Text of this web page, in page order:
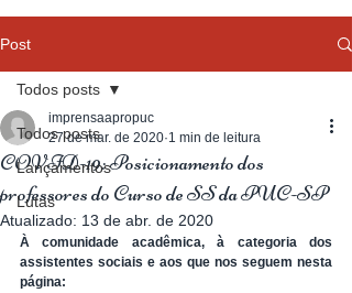
Post
Todos posts
Lançamentos
Lutas
Todos posts
COVID-19: Posicionamento dos
professores do Curso de SS da PUC-SP
imprensaapropuc
27 de mar. de 2020 1 min de leitura
Atualizado: 13 de abr. de 2020
À comunidade acadêmica, à categoria dos
assistentes sociais e aos que nos seguem nesta
página: